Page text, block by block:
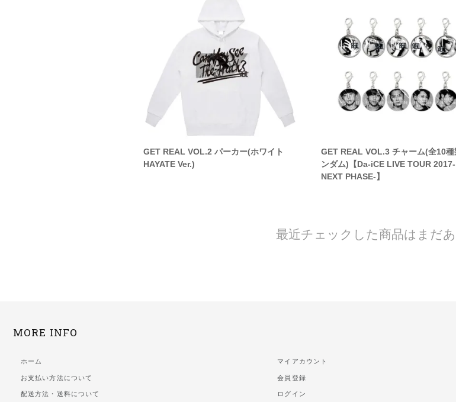
GET REAL VOL.2 パーカー(ホワイト
HAYATE Ver.)
GET REAL VOL.3 チャーム(全10種
ンダム)【Da-iCE LIVE TOUR 2017-
NEXT PHASE-】
最近チェックした商品はまだあ
MORE INFO
ホーム
お支払い方法について
配送方法・送料について
マイアカウント
会員登録
ログイン